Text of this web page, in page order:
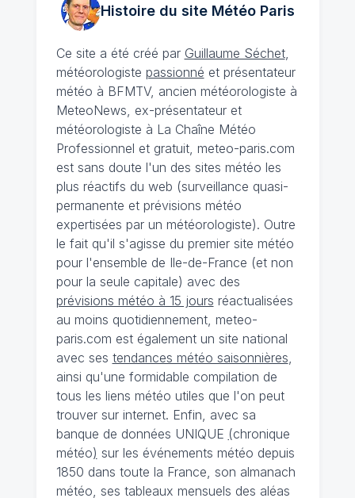
Histoire du site MétéoParis
Ce site a été créé par Guillaume Séchet,
météorologiste passionné et présentateur
météo à BFMTV, ancien météorologiste à
MeteoNews, ex-présentateur et
météorologiste à La Chaîne Météo
Professionnel et gratuit, meteo-paris.com
est sans doute l'un des sites météo les
plus réactifs du web (surveillance quasi-
permanente et prévisions météo
expertisées par un météorologiste). Outre
le fait qu'il s'agisse du premier site météo
pour l'ensemble de Ile-de-France (et non
pour la seule capitale) avec des
prévisions météo à 15 jours réactualisées
au moins quotidiennement, meteo-
paris.com est également un site national
avec ses tendances météo saisonnières
ainsi qu'une formidable compilation de
tous les liens météo utiles que l'on peut
trouver sur internet. Enfin, avec sa
banque de données UNIQUE (chronique
météo) sur les événements météo depuis
1850 dans toute la France, son almanach
météo, ses tableaux mensuels des aléas